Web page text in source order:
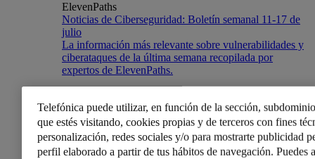
ElevenPaths
Noticias de Ciberseguridad: Boletín semanal 11-17 de
julio
La información más relevante sobre vulnerabilidades y
ciberataques de la última semana recopilada por
expertos de ElevenPaths.
Telefónica puede utilizar, en función de la sección,
que estés visitando, cookies propias y de terceros con fines
personalización, redes sociales y/o para mostrarte publicidad
perfil elaborado a partir de tus hábitos de navegación. Puedes